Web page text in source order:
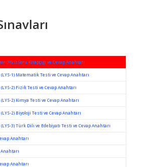
(YGS) Soru Kitapçığı ve Cevap Anahtarı
1) Matematik Testi ve Cevap Anahtarı
2) Fizik Testi ve Cevap Anahtarı
2) Kimya Testi ve Cevap Anahtarı
2) Biyoloji Testi ve Cevap Anahtarı
3) Türk Dili ve Edebiyatı Testi ve Cevap Anahtarı
Anahtarı
Anahtarı